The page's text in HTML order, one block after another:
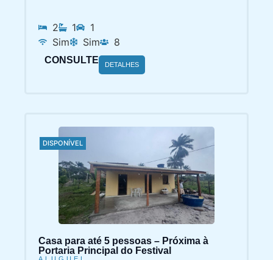
2 1
1
Sim
Sim 8
CONSULTE DETALHES
DISPONÍVEL
Casa para até 5 pessoas – Próxima à
Portaria Principal do Festival
ALUGUEL